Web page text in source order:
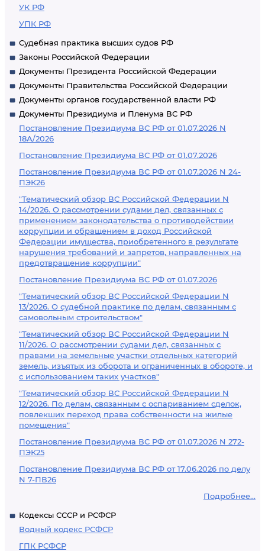
УК РФ
УПК РФ
Судебная практика высших судов РФ
Законы Российской Федерации
Документы Президента Российской Федерации
Документы Правительства Российской Федерации
Документы органов государственной власти РФ
Документы Президиума и Пленума ВС РФ
Постановление Президиума ВС РФ от 01.07.2026 N
18А/2026
Постановление Президиума ВС РФ от 01.07.2026
Постановление Президиума ВС РФ от 01.07.2026 N 24-
ПЭК26
"Тематический обзор ВС Российской Федерации N
14/2026. О рассмотрении судами дел, связанных с
применением законодательства о противодействии
коррупции и обращением в доход Российской
Федерации имущества, приобретенного в результате
нарушения требований и запретов, направленных на
предотвращение коррупции"
Постановление Президиума ВС РФ от 01.07.2026
"Тематический обзор ВС Российской Федерации N
13/2026. О судебной практике по делам, связанным с
самовольным строительством"
"Тематический обзор ВС Российской Федерации N
11/2026. О рассмотрении судами дел, связанных с
правами на земельные участки отдельных категорий
земель, изъятых из оборота и ограниченных в обороте, и
с использованием таких участков"
"Тематический обзор ВС Российской Федерации N
12/2026. По делам, связанным с оспариванием сделок,
повлекших переход права собственности на жилые
помещения"
Постановление Президиума ВС РФ от 01.07.2026 N 272-
ПЭК25
Постановление Президиума ВС РФ от 17.06.2026 по делу
N 7-ПВ26
Подробнее...
Кодексы СССР и РСФСР
Водный кодекс РСФСР
ГПК РСФСР